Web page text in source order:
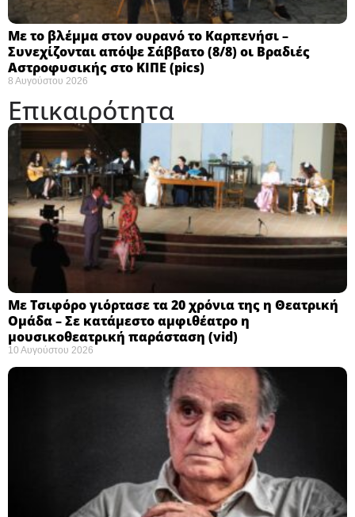
Με το βλέμμα στον ουρανό το Καρπενήσι –
Συνεχίζονται απόψε Σάββατο (8/8) οι Βραδιές
Αστροφυσικής στο ΚΙΠΕ (pics)
8 Αυγούστου 2026
Επικαιρότητα
Με Τσιφόρο γιόρτασε τα 20 χρόνια της η Θεατρική
Ομάδα – Σε κατάμεστο αμφιθέατρο η
μουσικοθεατρική παράσταση (vid)
10 Αυγούστου 2026